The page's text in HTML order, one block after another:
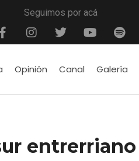
Seguimos por acá
Opinión Canal Galería
entrerriano